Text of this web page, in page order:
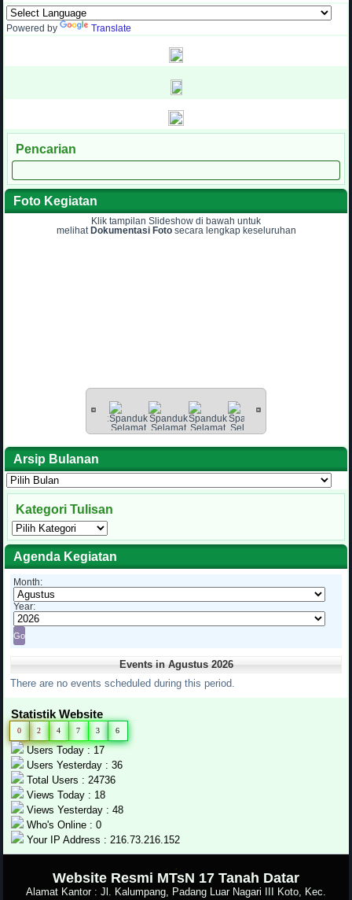
Powered by Translate
Pencarian
Foto Kegiatan
Klik tampilan Slideshow di bawah untuk
melihat Dokumentasi Fotosecara lengkap keseluruhan
Arsip Bulanan
Arsip
Bulanan
Kategori Tulisan
Kategori
Tulisan
Agenda Kegiatan
Month:
Year:
Events in Agustus 2026
There are no events scheduled during this period.
Statistik Website
0 2 4 7 3 6
Users Today : 17
Users Yesterday : 36
Total Users : 24736
Views Today : 18
Views Yesterday : 48
Who's Online : 0
Your IP Address : 216.73.216.152
Website Resmi MTsN 17 Tanah Datar
Alamat Kantor : Jl. Kalumpang, Padang Luar Nagari III Koto, Kec.